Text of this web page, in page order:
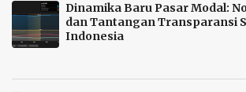
Dinamika Baru Pasar Modal:
dan Tantangan Transparansi
Indonesia